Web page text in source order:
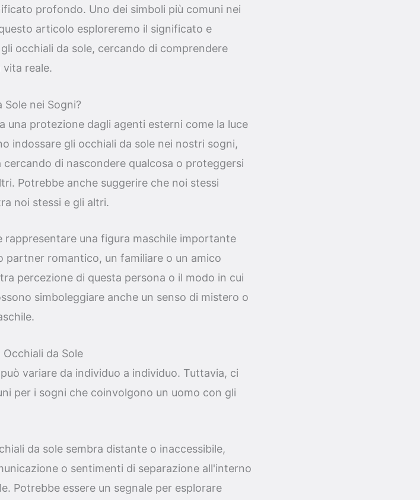
profondo. Uno dei simboli più comuni nei
articolo esploreremo il significato e
occhiali da sole, cercando di comprendere
reale.
nei Sogni?
una protezione dagli agenti esterni come la luce
indossare gli occhiali da sole nei nostri sogni,
di nascondere qualcosa o proteggersi
Potrebbe anche suggerire che noi stessi
noi stessi e gli altri.
una figura maschile importante
partner romantico, un familiare o un amico
percezione di questa persona o il modo in cui
simboleggiare anche un senso di mistero o
da Sole
variare da individuo a individuo. Tuttavia, ci
per i sogni che coinvolgono un uomo con gli
da sole sembra distante o inaccessibile,
o sentimenti di separazione all'interno
Potrebbe essere un segnale per esplorare